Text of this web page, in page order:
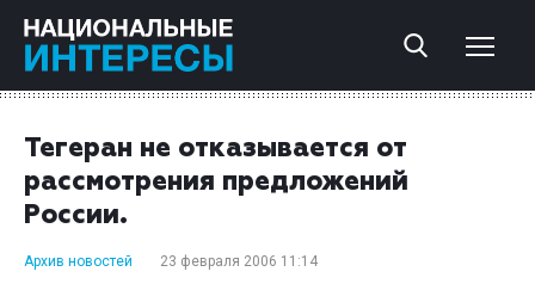
Тегеран не отказывается от
рассмотрения предложений
России.
Архив новостей 23 февраля 2006 11:14